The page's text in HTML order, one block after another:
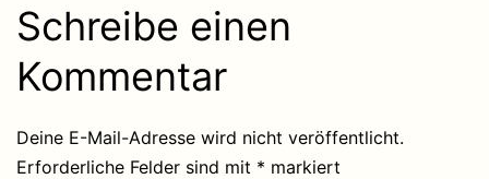
Schreibe einen
Kommentar
Deine E-Mail-Adresse wird nicht veröffentlicht.
Erforderliche Felder sind mit * markiert